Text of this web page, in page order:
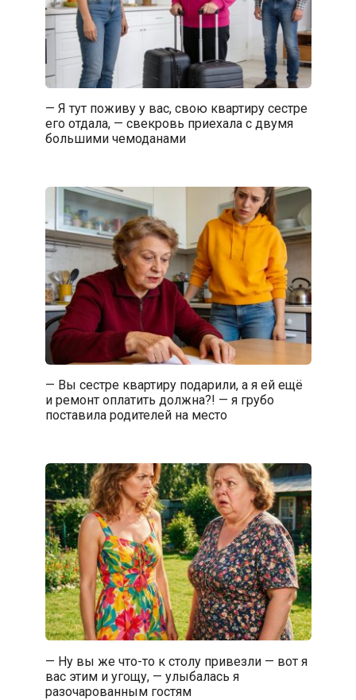
— Я тут поживу у вас, свою квартиру сестре
его отдала, — свекровь приехала с двумя
большими чемоданами
— Вы сестре квартиру подарили, а я ей ещё
и ремонт оплатить должна?! — я грубо
поставила родителей на место
— Ну вы же что-то к столу привезли — вот я
вас этим и угощу, — улыбалась я
разочарованным гостям